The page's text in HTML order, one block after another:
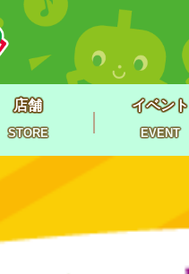
店舗
STORE
イベント
EVENT